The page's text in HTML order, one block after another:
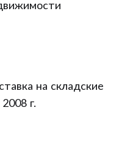
на складские
г.